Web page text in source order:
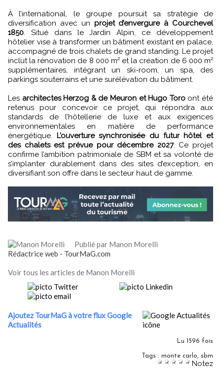
À l’international, le groupe poursuit sa stratégie de
diversification avec un projet d’envergure à Courchevel
1850 . Situé dans le Jardin Alpin, ce développement
hôtelier vise à transformer un bâtiment existant en palace,
accompagné de trois chalets de grand standing. Le projet
inclut la rénovation de 8 000 m² et la création de 6 000 m²
supplémentaires, intégrant un ski-room, un spa, des
parkings souterrains et une surélévation du bâtiment.
Les architectes Herzog & de Meuron et Hugo Toroont été
retenus pour concevoir ce projet, qui répondra aux
standards de l’hôtellerie de luxe et aux exigences
environnementales en matière de performance
énergétique. L’ouverture synchronisée du futur hôtel et
des chalets est prévue pour décembre 2027. Ce projet
confirme l’ambition patrimoniale de SBM et sa volonté de
s’implanter durablement dans des sites d’exception, en
diversifiant son offre dans le secteur haut de gamme.
Publié par Manon Morelli
Rédactrice web - TourMaG.com
Voir tous les articles de Manon Morelli
Ajoutez TourMaG à votre flux Google
Actualités
Lu 1596 fois
Tags : monte carlo, sbm
Notez